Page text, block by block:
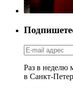
Раз в неделю
в Санкт-